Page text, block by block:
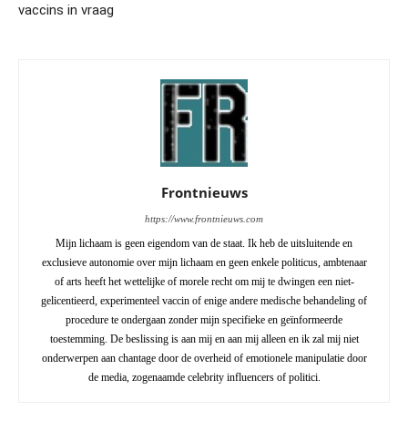
vaccins in vraag
Frontnieuws
https://www.frontnieuws.com
Mijn lichaam is geen eigendom van de staat. Ik heb de uitsluitende en
exclusieve autonomie over mijn lichaam en geen enkele politicus, ambtenaar
of arts heeft het wettelijke of morele recht om mij te dwingen een niet-
gelicentieerd, experimenteel vaccin of enige andere medische behandeling of
procedure te ondergaan zonder mijn specifieke en geïnformeerde
toestemming. De beslissing is aan mij en aan mij alleen en ik zal mij niet
onderwerpen aan chantage door de overheid of emotionele manipulatie door
de media, zogenaamde celebrity influencers of politici.